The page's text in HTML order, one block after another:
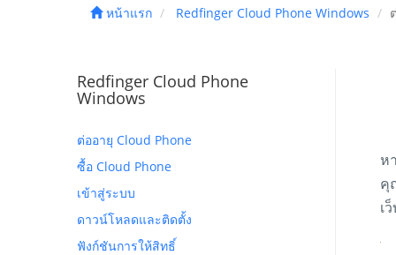
หน้าแรก Redfinger Cloud Phone Windows
ห
คุ
เ
Redfinger Cloud Phone
Windows
ต่ออายุ Cloud Phone
ซื้อ Cloud Phone
เข้าสู่ระบบ
ดาวน์โหลดและติดตั้ง
ฟังก์ชันการให้สิทธิ์